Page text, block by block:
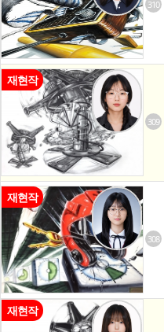
310
재현작
309
재현작
308
재현작